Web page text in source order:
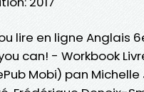
lire en ligne Anglais
can! - Workbook
Mobi) pan